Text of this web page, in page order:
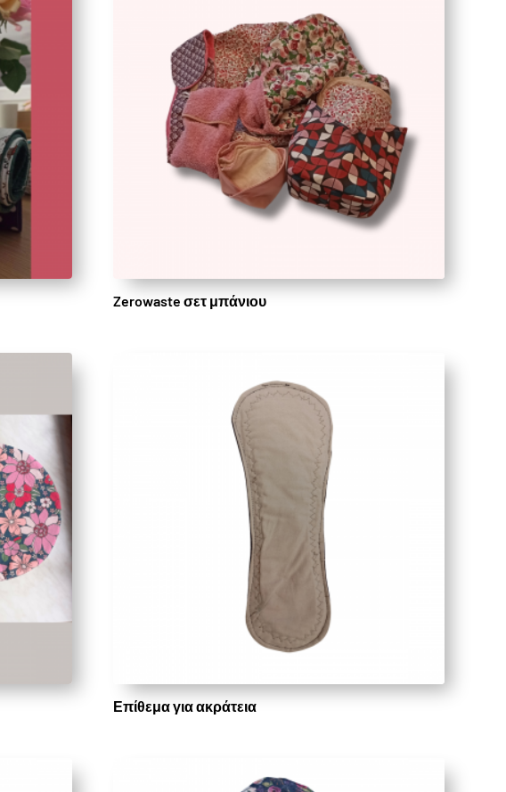
Zerowaste σετ μπάνιου
Επίθεμα για ακράτεια